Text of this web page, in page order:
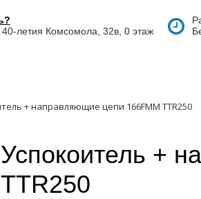
40-летия Комсомола, 32в, 0 этаж
+ направляющие цепи 166FMM TTR250
Успокоитель +
TTR250